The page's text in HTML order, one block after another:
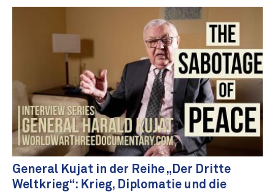
General Kujat in der Reihe „Der Dritte
Weltkrieg“: Krieg, Diplomatie und die